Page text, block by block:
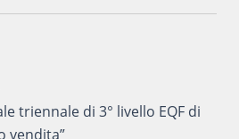
triennale di 3° livello EQF di
vendita”